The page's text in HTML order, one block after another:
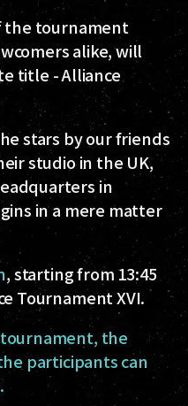
the tournament
alike, will
title - Alliance
stars by our friends
studio in the UK,
in
in a mere matter
, starting from 13:45
Tournament XVI.
the
participants can